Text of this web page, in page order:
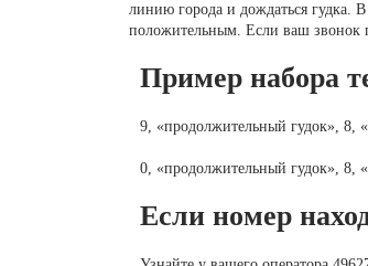
линию города и дождаться гудка.
положительным. Если ваш звонок
Пример набора
9, «продолжительный гудок», 8,
0, «продолжительный гудок», 8,
Если номер